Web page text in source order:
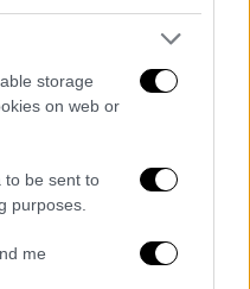
storage
on web or
to be sent to
purposes.
me
αυτοί οι
- Ήθελαν να δουν
υπουργού;